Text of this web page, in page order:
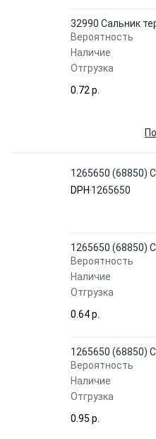
32990 Сальник
Вероятность
Наличие
Отгрузка
0.72 p.
1265650 (68850)
DPH 1265650
1265650 (68850)
Вероятность
Наличие
Отгрузка
0.64 p.
1265650 (68850)
Вероятность
Наличие
Отгрузка
0.95 p.